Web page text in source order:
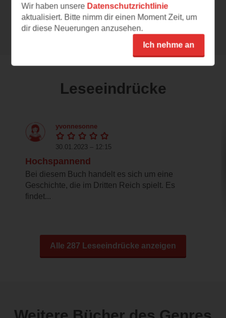
Alle 105 Rezensionen anzeigen
Leseeindrücke
yvonnesonne
30.01.2023 – 12:15
Hochspannend
Bei diesem Buch handelt es sich um eine
Geschichte, die im Dritten Reich spielt. Es
findet...
Alle 287 Leseeindrücke anzeigen
Wir haben unsere Datenschutzrichtlinie
aktualisiert. Bitte nimm dir einen Moment Zeit, um
dir diese Neuerungen anzusehen.
Ich nehme an